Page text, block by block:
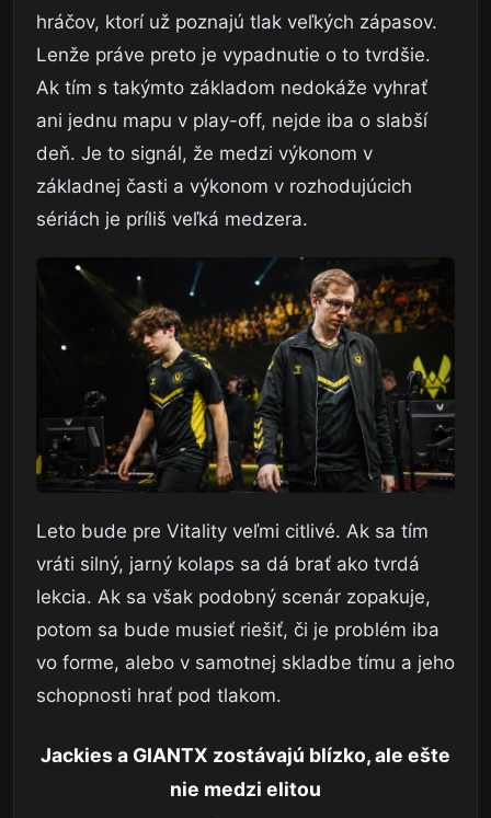
hráčov, ktorí už poznajú tlak veľkých zápasov.
Lenže práve preto je vypadnutie o to tvrdšie.
Ak tím s takýmto základom nedokáže vyhrať
ani jednu mapu v play-off, nejde iba o slabší
deň. Je to signál, že medzi výkonom v
základnej časti a výkonom v rozhodujúcich
sériách je príliš veľká medzera.
Leto bude pre Vitality veľmi citlivé. Ak sa tím
vráti silný, jarný kolaps sa dá brať ako tvrdá
lekcia. Ak sa však podobný scenár zopakuje,
potom sa bude musieť riešiť, či je problém iba
vo forme, alebo v samotnej skladbe tímu a jeho
schopnosti hrať pod tlakom.
Jackies a GIANTX zostávajú blízko, ale ešte
nie medzi elitou